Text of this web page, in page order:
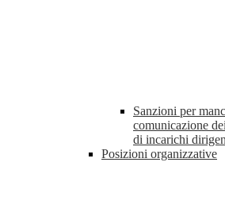
Sanzioni per
comunicazione
di incarichi
Posizioni organizzative